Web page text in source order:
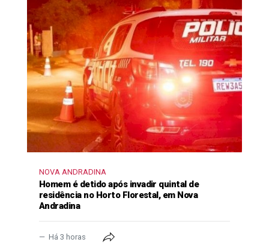
NOVA ANDRADINA
Homem é detido após invadir quintal de
residência no Horto Florestal, em Nova
Andradina
Há 3 horas